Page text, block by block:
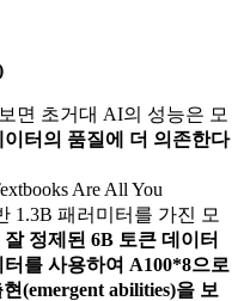
면 초거대 AI의 성능은 모
이터의 품질에 더 의존한다
Are All You
1.3B 패러미터를 가진 모
정제된 6B 토큰 데이터
를 사용하여 A100*8으로
(emergent abilities)을 보